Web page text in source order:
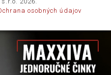
osobných údajov